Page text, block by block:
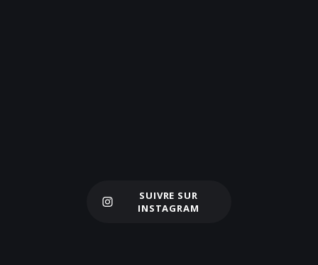
Charger plus
SUIVRE SUR
INSTAGRAM